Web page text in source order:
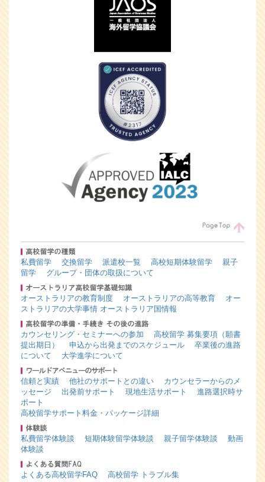
私費留学 交換留学 派遣校一覧 高校短期体験留学
親子
留学
グループ・団体の取扱について
オーストラリアの教育制度 オーストラリアの高等教育
オー
ストラリアの大学事情 オーストラリア国情報
カウンセリング・セミナーへの参加
高校留学 募集要項（願書
提出期日）
申込から出発までのスケジュール
卒業後の進路
について
大学進学について
信頼と実績 他社のサポートとの違い
カウンセラーからのメ
ッセージ
出発前サポート 現地生活サポート
進路選択時サ
ポート
高校留学サポート料金・パッケージ詳細
私費留学体験談 短期体験留学体験談 親子留学体験談
動画
体験談
よくある高校留学FAQ 高校留学 トラブル集